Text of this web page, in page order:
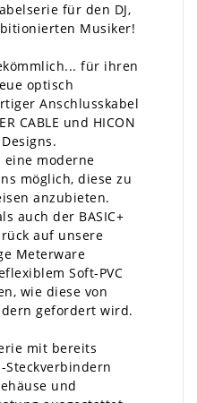
für den DJ,
Musiker!
für ihren
optisch
Anschlusskabel
CABLE und HICON
moderne
möglich, diese zu
anzubieten.
auch der BASIC+
auf unsere
Meterware
Soft-PVC
wie diese von
gefordert wird.
mit bereits
Steckverbindern
und